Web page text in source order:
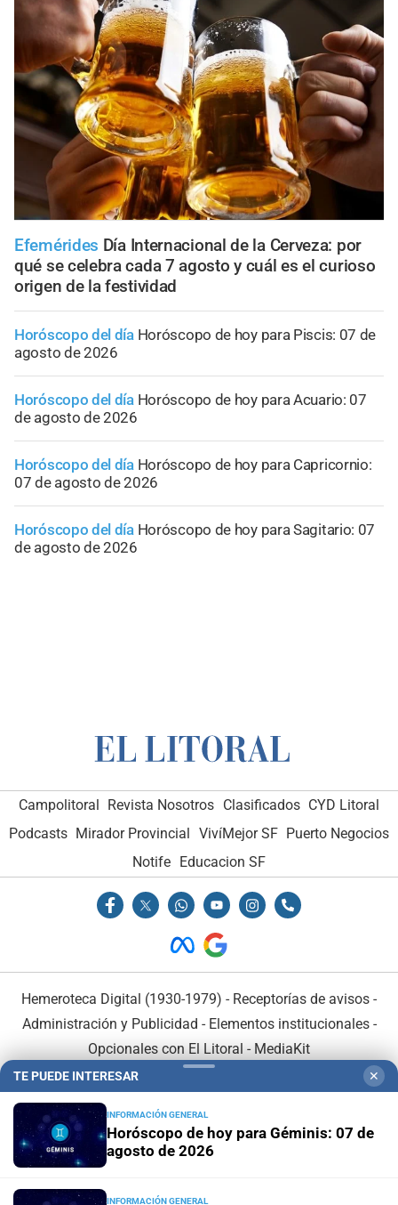
Efemérides Día Internacional de la Cerveza: por
qué se celebra cada 7 agosto y cuál es el curioso
origen de la festividad
Horóscopo del día Horóscopo de hoy para Piscis: 07 de
agosto de 2026
Horóscopo del día Horóscopo de hoy para Acuario: 07
de agosto de 2026
Horóscopo del día Horóscopo de hoy para Capricornio:
07 de agosto de 2026
Horóscopo del día Horóscopo de hoy para Sagitario: 07
de agosto de 2026
Campolitoral Revista Nosotros Clasificados CYD Litoral
Podcasts Mirador Provincial VivíMejor SF Puerto Negocios
Notife Educacion SF
Hemeroteca Digital (1930-1979) - Receptorías de avisos -
Administración y Publicidad - Elementos institucionales-
Opcionales con El Litoral - MediaKit
TE PUEDE INTERESAR ✕
INFORMACIÓN GENERAL
Horóscopo de hoy para Géminis: 07 de
agosto de 2026
INFORMACIÓN GENERAL